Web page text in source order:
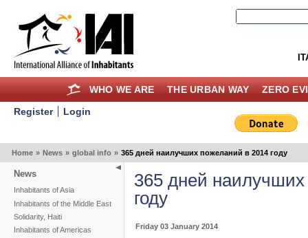
WHO WE ARE THE URBAN WAY ZERO
Register Login
Home » News » global info » 365 дней наилучших пожеланий в 2014 году
News
Inhabitants of Asia
Inhabitants of the Middle East
Solidarity, Haiti
Inhabitants of Americas
365 дней
году
Friday 03 January 2014